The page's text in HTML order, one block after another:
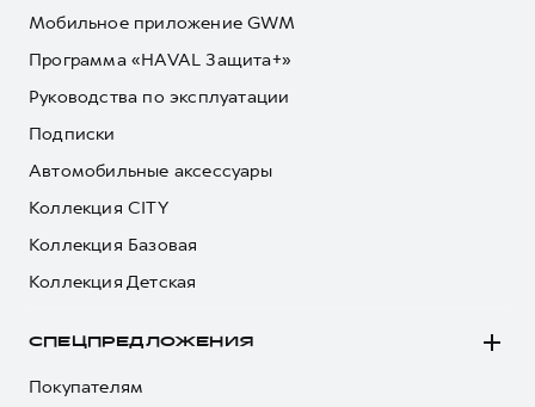
Мобильное приложение GWM
Программа «HAVAL Защита+»
Руководства по эксплуатации
Подписки
Автомобильные аксессуары
Коллекция CITY
Коллекция Базовая
Коллекция Детская
СПЕЦПРЕДЛОЖЕНИЯ
Покупателям